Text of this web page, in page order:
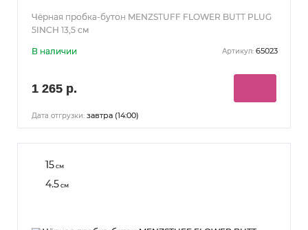
Чёрная пробка-бутон MENZSTUFF FLOWER BUTT PLUG
5INCH 13,5 см
В наличии Артикул: 65023
1 265 р.
Дата отгрузки: завтра (14:00)
15см
4.5см